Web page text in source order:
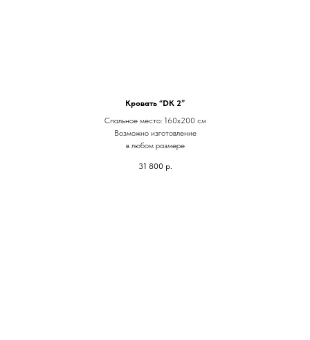
Кровать “DK 2”
Спальное место: 160х200 см
Возможно изготовление
в любом размере
31 800 р.